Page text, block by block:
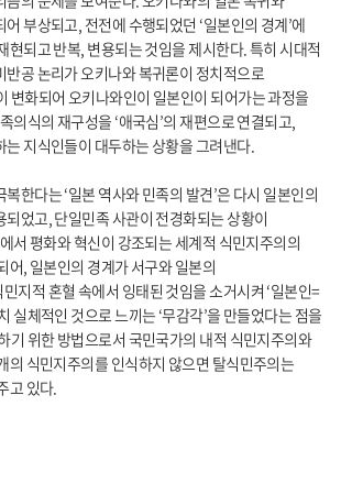
부상되고, 전전에 수행되었던 ‘일본인의 경계’에
현되고 반복, 변용되는 것임을 제시한다. 특히 시대적
반공 논리가 오키나와 복귀론이 정치적으로
변화되어 오키나와인이 일본인이 되어가는 과정을
의식의 재구성을 ‘애국심’의 재편으로 연결되고,
지식인들이 대두하는 상황을 그려낸다.
한다는 ‘일본 역사와 민족의 발견’은 다시 일본인의
되었고, 단일민족 사관이 전경화되는 상황이
서 평화와 혁신이 강조되는 세계적 식민지주의의
어, 일본인의 경계가 서구와 일본의
지적 혼혈 속에서 잉태된 것임을 소거시켜 ‘일본인=
실체적인 것으로 느끼는 ‘무감각’을 만들었다는 점을
기 위한 방법으로서 국민국가의 내적 식민지주의와
의 식민지주의를 인식하지 않으면 탈식민주의는
고 있다.